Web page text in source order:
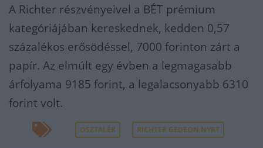
A Richter részvényeivel a BÉT prémium
kategóriájában kereskednek, kedden 0,57
százalékos erősödéssel, 7000 forinton zárt a
papír. Az elmúlt egy évben a legmagasabb
árfolyama 9185 forint, a legalacsonyabb 6310
forint volt.
OSZTALÉK RICHTER GEDEON NYRT